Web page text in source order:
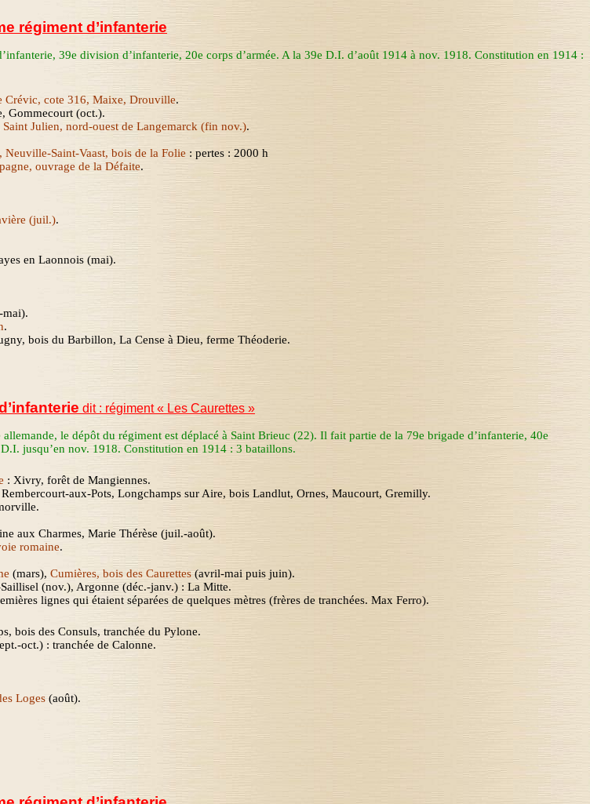
régiment d’infanterie
, 39edivision d’infanterie, 20ecorps d’armée. A la 39e D.I. d’août 1914 à nov. 1918. Constitution en 1914 :
Crévic, cote 316, Maixe, Drouville.
Gommecourt (oct.).
Julien, nord-ouest de Langemarck (fin nov.).
Neuville-Saint-Vaast, bois de la Folie: pertes : 2000 h
ouvrage de la Défaite.
(juil.).
en Laonnois (mai).
.
, bois du Barbillon, La Censeà Dieu, ferme Théoderie.
dit : régiment « Les Caurettes »
le dépôt du régiment est déplacé à Saint Brieuc (22). Il fait partie de la 79e brigade d’infanterie, 40e
jusqu’en nov. 1918. Constitution en 1914 : 3 bataillons.
: Xivry, forêt de Mangiennes.
Rembercourt-aux-Pots, Longchampssur Aire, bois Landlut, Ornes, Maucourt, Gremilly.
.
aux Charmes, Marie Thérèse (juil.-août).
romaine.
(mars), Cumières, bois des Caurettes (avril-mai puis juin).
(nov.), Argonne (déc.-janv.) : La Mitte.
lignes qui étaient séparées de quelques mètres (frères de tranchées. Max Ferro).
, bois des Consuls, tranchée du Pylone.
oct.) : tranchée de Calonne.
Loges(août).